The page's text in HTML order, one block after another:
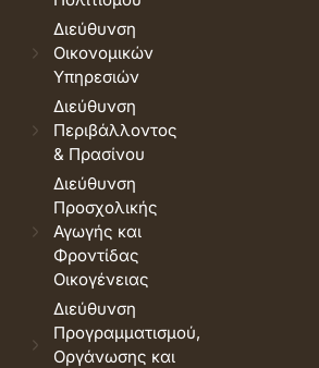
Διεύθυνση
Οικονομικών
Υπηρεσιών
Διεύθυνση
Περιβάλλοντος
& Πρασίνου
Διεύθυνση
Προσχολικής
Αγωγής και
Φροντίδας
Οικογένειας
Διεύθυνση
Προγραμματισμού,
Οργάνωσης και